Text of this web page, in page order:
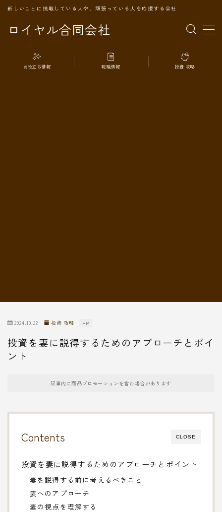
ロイヤル合同会社
新しいことに挑戦している人や、頑張っている人を応援する会社
MENU
TOPページ
お役立ち情報 転職情報 投資 攻略
2024.10.22 投資 攻略 PR
投資を妻に説得するためのアプローチとポイ
ント
記事内に商品プロモーションを含む場合があります
CLOSE
Contents
投資を妻に説得するためのアプローチとポイント
妻を説得する前に考えるべきこと
妻へのアプローチ
妻の視点を理解する